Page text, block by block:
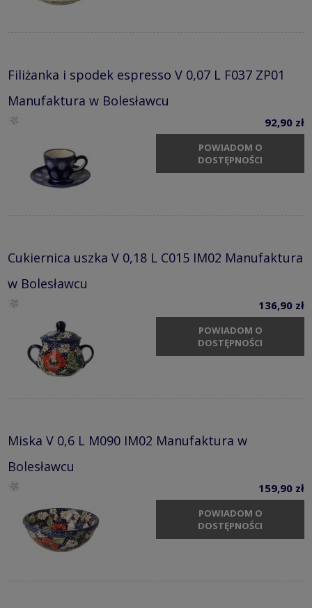
Filiżanka i spodek espresso V 0,07 L F037 ZP01
Manufaktura w Bolesławcu
92,90 zł
POWIADOM O
DOSTĘPNOŚCI
Cukiernica uszka V 0,18 L C015 IM02 Manufaktura
w Bolesławcu
136,90 zł
POWIADOM O
DOSTĘPNOŚCI
Miska V 0,6 L M090 IM02 Manufaktura w
Bolesławcu
159,90 zł
POWIADOM O
DOSTĘPNOŚCI